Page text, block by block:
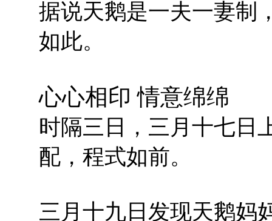
据说天鹅是一夫一妻制
如此。
心心相印 情意绵绵
时隔三日，三月十七日
配，程式如前。
三月十九日发现天鹅妈